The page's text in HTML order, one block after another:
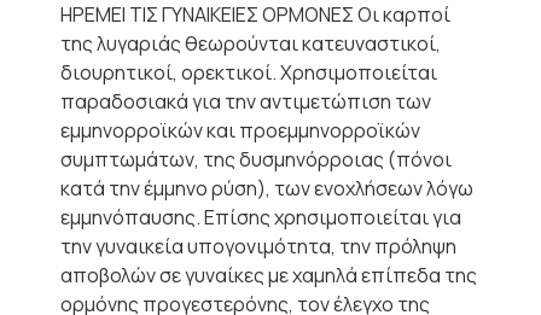
ΗΡΕΜΕΙ ΤΙΣ ΓΥΝΑΙΚΕΙΕΣ ΟΡΜΟΝΕΣ Οι καρποί
της λυγαριάς θεωρούνται κατευναστικοί,
διουρητικοί, ορεκτικοί. Χρησιμοποιείται
παραδοσιακά για την αντιμετώπιση των
εμμηνορροϊκών και προεμμηνορροϊκών
συμπτωμάτων, της δυσμηνόρροιας (πόνοι
κατά την έμμηνο ρύση), των ενοχλήσεων λόγω
εμμηνόπαυσης. Επίσης χρησιμοποιείται για
την γυναικεία υπογονιμότητα, την πρόληψη
αποβολών σε γυναίκες με χαμηλά επίπεδα της
ορμόνης προγεστερόνης, τον έλεγχο της